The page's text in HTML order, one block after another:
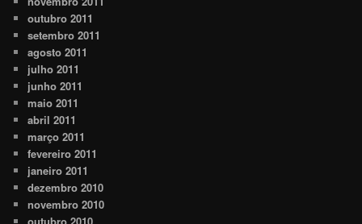
outubro 2011
setembro 2011
agosto 2011
julho 2011
junho 2011
maio 2011
abril 2011
março 2011
fevereiro 2011
janeiro 2011
dezembro 2010
novembro 2010